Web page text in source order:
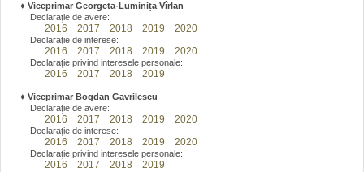
♦ Viceprimar Georgeta-Luminița Vîrlan
Declaraţie de avere:
2016 2017 2018 2019 2020
Declaraţie de interese:
2016 2017 2018 2019 2020
Declaraţie privind interesele personale:
2016 2017 2018 2019
♦ Viceprimar Bogdan Gavrilescu
Declaraţie de avere:
2016 2017 2018 2019 2020
Declaraţie de interese:
2016 2017 2018 2019 2020
Declaraţie privind interesele personale:
2016 2017 2018 2019